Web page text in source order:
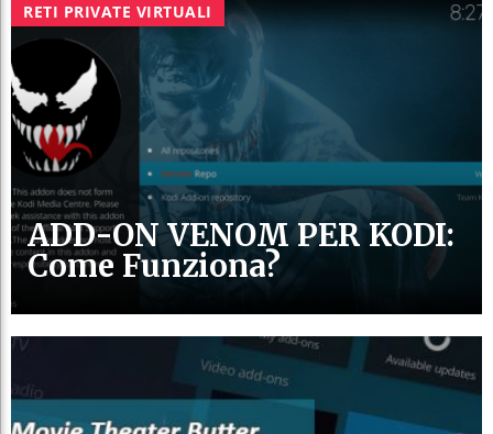
RETI PRIVATE VIRTUALI
ADD-ON VENOM PER KODI:
Come Funziona?